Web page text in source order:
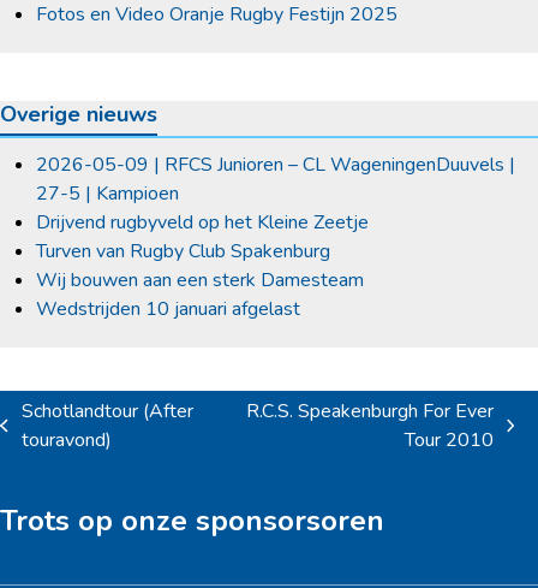
Fotos en Video Oranje Rugby Festijn 2025
Overige nieuws
2026-05-09 | RFCS Junioren – CL WageningenDuuvels |
27-5 | Kampioen
Drijvend rugbyveld op het Kleine Zeetje
Turven van Rugby Club Spakenburg
Wij bouwen aan een sterk Damesteam
Wedstrijden 10 januari afgelast
previous
Schotlandtour (After
touravond)
R.C.S. Speakenburgh For Ever
Tour 2010
Trots op onze sponsorsoren